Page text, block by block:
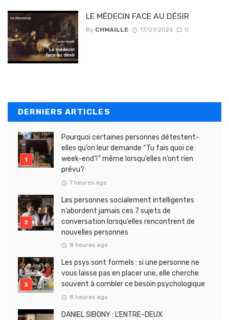
LE MÉDECIN FACE AU DÉSIR
By CHMAILLE 17/07/2026 0
DERNIERS ARTICLES
Pourquoi certaines personnes détestent-
elles qu’on leur demande “Tu fais quoi ce
week-end?” même lorsqu’elles n’ont rien
prévu?
7 heures ago
Les personnes socialement intelligentes
n’abordent jamais ces 7 sujets de
conversation lorsqu’elles rencontrent de
nouvelles personnes
8 heures ago
Les psys sont formels : si une personne ne
vous laisse pas en placer une, elle cherche
souvent à combler ce besoin psychologique
8 heures ago
DANIEL SIBONY : L’ENTRE-DEUX